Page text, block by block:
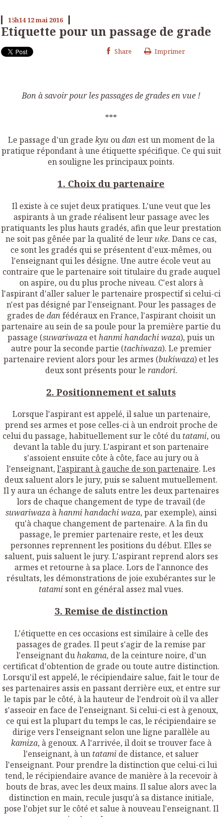
15h1412mai 2016
Etiquette pour un passage de grade
Share Imprimer
Bon à savoir pour les passages de grades en vue !
***
Le passage d'un grade kyu oudan est un moment de la
pratique répondant à une étiquette spécifique. Ce qui suit
en souligne les principaux points.
1. Choix du partenaire
Il existe à ce sujet deux pratiques. L'une veut que les
aspirants à un grade réalisent leur passage avec les
pratiquants les plus hauts gradés, afin que leur prestation
ne soit pas gênée par la qualité de leur uke. Dans ce cas,
ce sont les gradés qui se présentent d'eux-mêmes, ou
l'enseignant qui les désigne. Une autre école veut au
contraire que le partenaire soit titulaire du grade auquel
on aspire, ou du plus proche niveau. C'est alors à
l'aspirant d'aller saluer le partenaire prospectif si celui-ci
n'est pas désigné par l'enseignant. Pour les passages de
grades de dan fédéraux en France, l'aspirant choisit un
partenaire au sein de sa poule pour la première partie du
passage (suwariwaza ethanmi handachi waza), puis un
autre pour la seconde partie (tachiwaza). Le premier
partenaire revient alors pour les armes (bukiwaza) et les
deux sont présents pour le randori.
2. Positionnement et saluts
Lorsque l'aspirant est appelé, il salue un partenaire,
prend ses armes et pose celles-ci à un endroit proche de
celui du passage, habituellement sur le côté du tatami, ou
devant la table du jury. L'aspirant et son partenaire
s'assoient ensuite côte à côte, face au jury ou à
l'enseignant,l'aspirant à gauche de son partenaire. Les
deux saluent alors le jury, puis se saluent mutuellement.
Il y aura un échange de saluts entre les deux partenaires
lors de chaque changement de type de travail (de
suwariwaza àhanmi handachi waza, par exemple), ainsi
qu'à chaque changement de partenaire. A la fin du
passage, le premier partenaire reste, et les deux
personnes reprennent les positions du début. Elles se
saluent, puis saluent le jury. L'aspirant reprend alors ses
armes et retourne à sa place. Lors de l'annonce des
résultats, les démonstrations de joie exubérantes sur le
tatami sont en général assez mal vues.
3. Remise de distinction
L'étiquette en ces occasions est similaire à celle des
passages de grades. Il peut s'agir de la remise par
l'enseignant duhakama, de la ceinture noire, d'un
certificat d'obtention de grade ou toute autre distinction.
Lorsqu'il est appelé, le récipiendaire salue, fait le tour de
ses partenaires assis en passant derrière eux, et entre sur
le tapis par le côté, à la hauteur de l'endroit où il va aller
s'asseoir en face de l'enseignant. Si celui-ci est à genoux,
ce qui est la plupart du temps le cas, le récipiendaire se
dirige vers l'enseignant selon une ligne parallèle au
kamiza, à genoux. A l'arrivée, il doit se trouver face à
l'enseignant, à un tatami de distance, et saluer
l'enseignant. Pour prendre la distinction que celui-ci lui
tend, le récipiendaire avance de manière à la recevoir à
bouts de bras, avec les deux mains. Il salue alors avec la
distinction en main, recule jusqu'à sa distance initiale,
pose l'objet sur le côté et salue à nouveau l'enseignant. Il